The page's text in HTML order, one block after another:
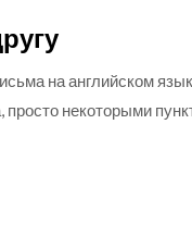
на английском
просто некоторыми